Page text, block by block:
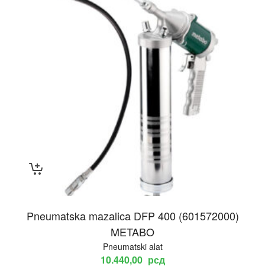
Pneumatska mazalica DFP 400 (601572000)
METABO
Pneumatski alat
10.440,00 рсд